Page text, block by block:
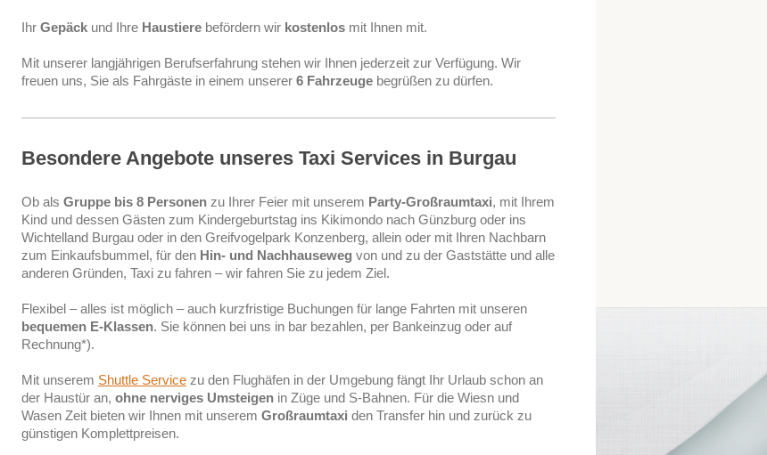
Ihr Gepäckund Ihre Haustierebefördern wir kostenlosmit Ihnen mit.
Mit unserer langjährigen Berufserfahrung stehen wir Ihnen jederzeit zur Verfügung. Wir
freuen uns, Sie als Fahrgäste in einem unserer 6 Fahrzeugebegrüßen zu dürfen.
Besondere Angebote unseres Taxi Services in Burgau
Ob als Gruppe bis 8 Personenzu Ihrer Feier mit unserem Party-Großraumtaxi, mit Ihrem
Kind und dessen Gästen zum Kindergeburtstag ins Kikimondo nach Günzburg oder ins
Wichtelland Burgau oder in den Greifvogelpark Konzenberg, allein oder mit Ihren Nachbarn
zum Einkaufsbummel, für den Hin- und Nachhauseweg von und zu der Gaststätte und alle
anderen Gründen, Taxi zu fahren – wir fahren Sie zu jedem Ziel.
Flexibel – alles ist möglich – auch kurzfristige Buchungen für lange Fahrten mit unseren
bequemen E-Klassen. Sie können bei uns in bar bezahlen, per Bankeinzug oder auf
Rechnung*).
Mit unserem Shuttle Servicezu den Flughäfen in der Umgebung fängt Ihr Urlaub schon an
der Haustür an, ohne nerviges Umsteigenin Züge und S-Bahnen. Für die Wiesn und
Wasen Zeit bieten wir Ihnen mit unserem Großraumtaxi den Transfer hin und zurück zu
günstigen Komplettpreisen.